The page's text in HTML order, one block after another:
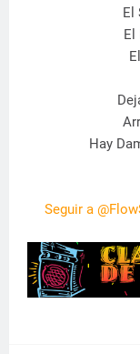
El
El
Hay
Seguir a